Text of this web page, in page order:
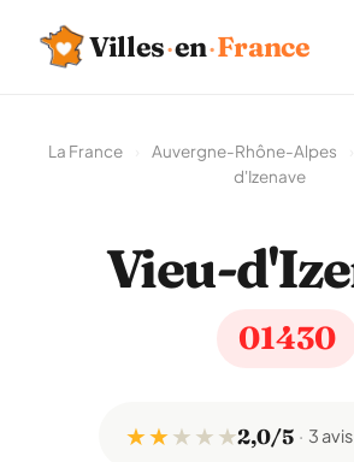
Villes·en·France
La France Auvergne-Rhône-Alpes
d'Izenave
Vieu-
01430
★ ★★ ★ ★2,0/5 3